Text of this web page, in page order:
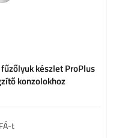
készlet ProPlus
konzolokhoz
t